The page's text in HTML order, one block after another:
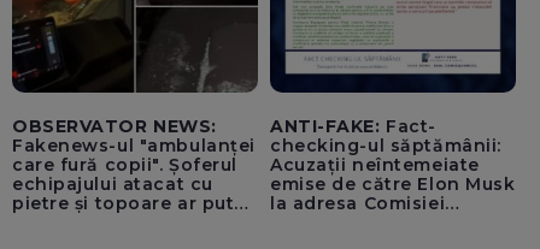
OBSERVATOR NEWS:
Fakenews-ul "ambulanței
care fură copii". Șoferul
echipajului atacat cu
pietre și topoare ar putea
ANTI-FAKE: Fact-
checking-ul săptămânii:
Acuzații neîntemeiate
emise de către Elon Musk
la adresa Comisiei